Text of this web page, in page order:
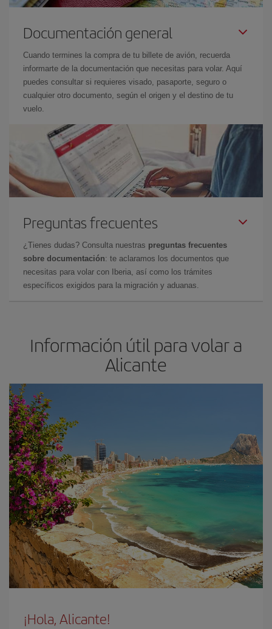
Documentación general
Cuando termines la compra de tu billete de avión, recuerda
informarte de la documentación que necesitas para volar. Aquí
puedes consultar si requieres visado, pasaporte, seguro o
cualquier otro documento, según el origen y el destino de tu
vuelo.
Preguntas frecuentes
¿Tienes dudas? Consulta nuestras preguntas frecuentes
sobre documentación: te aclaramos los documentos que
necesitas para volar con Iberia, así como los trámites
específicos exigidos para la migración y aduanas.
Información útil para volar a
Alicante
¡Hola, Alicante!